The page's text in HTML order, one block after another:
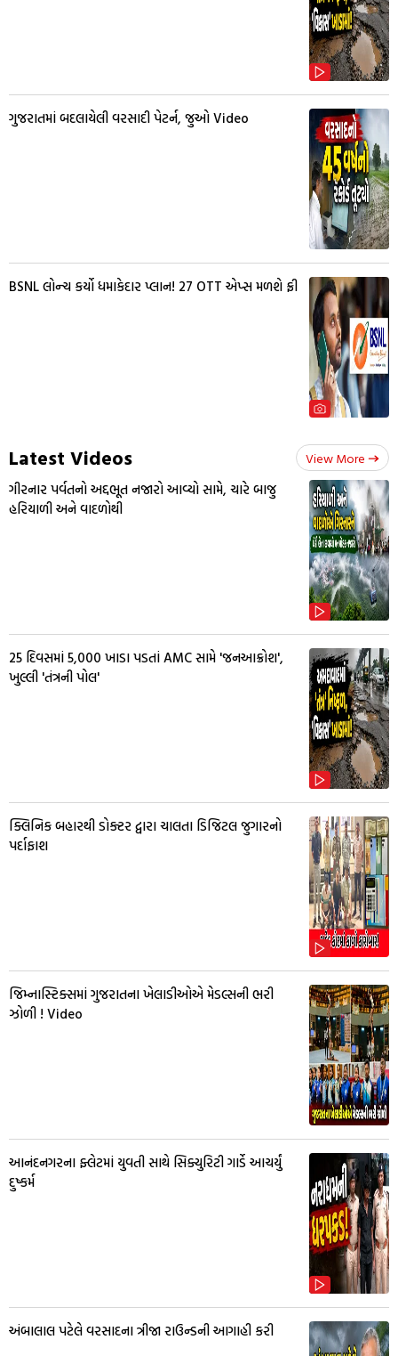
ગુજરાતમાં બદલાયેલી વરસાદી પેટર્ન, જુઓ Video
BSNL લોન્ચ કર્યો ધમાકેદાર પ્લાન! 27 OTT એપ્સ મળશે ફ્રી
Latest Videos View More
ગીરનાર પર્વતનો અદ્દભૂત નજારો આવ્યો સામે, ચારે બાજુ
હરિયાળી અને વાદળોથી
25 દિવસમાં 5,000 ખાડા પડતાં AMC સામે 'જનઆક્રોશ',
ખુલ્લી 'તંત્રની પોલ'
ક્લિનિક બહારથી ડોક્ટર દ્વારા ચાલતા ડિજિટલ જુગારનો
પર્દાફાશ
જિમ્નાસ્ટિક્સમાં ગુજરાતના ખેલાડીઓએ મેડલ્સની ભરી
ઝોળી ! Video
આનંદનગરના ફ્લેટમાં યુવતી સાથે સિક્યુરિટી ગાર્ડે આચર્યું
દુષ્કર્મ
અંબાલાલ પટેલે વરસાદના ત્રીજા રાઉન્ડની આગાહી કરી